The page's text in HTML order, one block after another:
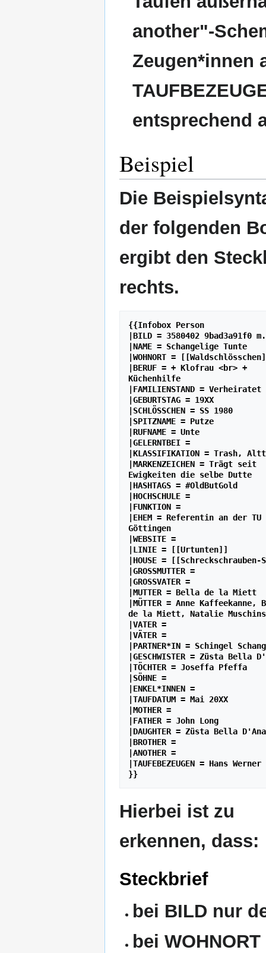
another"-
Zeugen*innen
entsprechend
Beispiel
Die
der folgenden
ergibt den
rechts.
{{Infobox Person
|BILD = 3580402 9bad3a91f0
|NAME = Schangelige Tunte
|WOHNORT =
|BERUF = + Klofrau <br> +
Küchenhilfe
|FAMILIENSTAND = Verheiratet
|GEBURTSTAG = 19XX
|SCHLÖSSCHEN = SS 1980
|SPITZNAME = Putze
|RUFNAME = Unte
|GELERNTBEI =
|KLASSIFIKATION = Trash,
|MARKENZEICHEN = Trägt seit
Ewigkeiten die selbe Dutte
|HASHTAGS = #OldButGold
|HOCHSCHULE =
|FUNKTION =
|EHEM = Referentin an der TU
Göttingen
|WEBSITE =
|LINIE = [[Urtunten]]
|HOUSE =
|GROSSMUTTER =
|GROSSVATER =
|MUTTER = Bella de la Miett
|MÜTTER = Anne Kaffeekanne,
de la Miett, Natalie
|VATER =
|VÄTER =
|PARTNER*IN = Schingel
|GESCHWISTER = Züsta Bella
|TÖCHTER = Joseffa Pfeffa
|SÖHNE =
|ENKEL*INNEN =
|TAUFDATUM = Mai 20XX
|MOTHER =
|FATHER = John Long
|DAUGHTER = Züsta Bella
|BROTHER =
|ANOTHER =
|TAUFEBEZEUGEN = Hans Werner
Hierbei ist zu
erkennen, dass:
Steckbrief
bei BILD nur
bei